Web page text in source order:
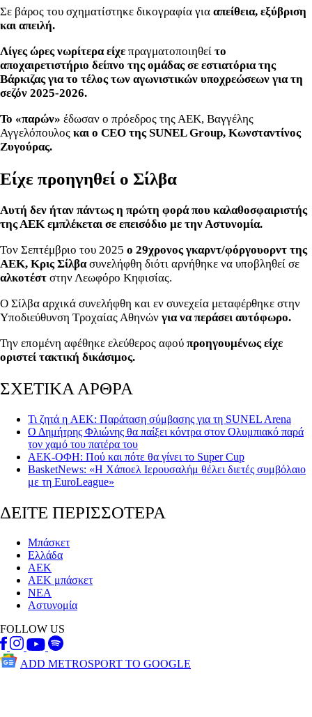
Σε βάρος του σχηματίστηκε δικογραφία για απείθεια, εξύβριση
και απειλή.
Λίγες ώρες νωρίτερα είχε πραγματοποιηθεί το
αποχαιρετιστήριο δείπνο της ομάδας σε εστιατόρια της
Βάρκιζας για το τέλος των αγωνιστικών υποχρεώσεων για τη
σεζόν 2025-2026.
Το «παρών» έδωσαν ο πρόεδρος της ΑΕΚ, Βαγγέλης
Αγγελόπουλος και ο CEO της SUNEL Group, Κωνσταντίνος
Ζυγούρας.
Είχε προηγηθεί ο Σίλβα
Αυτή δεν ήταν πάντως η πρώτη φορά που καλαθοσφαιριστής
της ΑΕΚ εμπλέκεται σε επεισόδιο με την Αστυνομία.
Τον Σεπτέμβριο του 2025 ο 29χρονος γκαρντ/φόργουορντ της
ΑΕΚ, Κρις Σίλβασυνελήφθη διότι αρνήθηκε να υποβληθεί σε
αλκοτέστ στην Λεωφόρο Κηφισίας.
Ο Σίλβα αρχικά συνελήφθη και εν συνεχεία μεταφέρθηκε στην
Υποδιεύθυνση Τροχαίας Αθηνών για να περάσει αυτόφωρο.
Την επομένη αφέθηκε ελεύθερος αφού προηγουμένως είχε
οριστεί τακτική δικάσιμος.
ΣΧΕΤΙΚΑ ΑΡΘΡΑ
Τι ζητά η AEK: Παράταση σύμβασης για τη SUNEL Arena
Ο Δημήτρης Φλιώνης θα παίξει κόντρα στον Ολυμπιακό παρά
τον χαμό του πατέρα του
ΑΕΚ-ΟΦΗ: Πού και πότε θα γίνει το Super Cup
BasketNews: «Η Χάποελ Ιερουσαλήμ θέλει διετές συμβόλαιο
με τη EuroLeague»
ΔΕΙΤΕ ΠΕΡΙΣΣΟΤΕΡΑ
Μπάσκετ
Ελλάδα
ΑΕΚ
ΑΕΚ μπάσκετ
ΝΕΑ
Αστυνομία
FOLLOW US
ADD METROSPORT TO GOOGLE